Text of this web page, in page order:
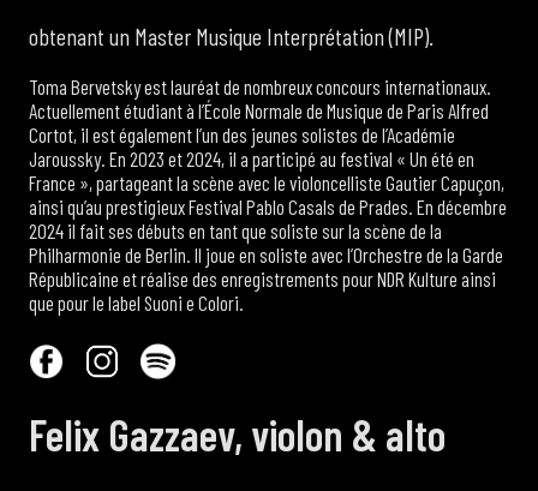
obtenant un Master Musique Interprétation (MIP).
Toma Bervetsky est lauréat de nombreux concours internationaux.
Actuellement étudiant à l’École Normale de Musique de Paris Alfred
Cortot, il est également l’un des jeunes solistes de l’Académie
Jaroussky. En 2023 et 2024, il a participé au festival « Un été en
France », partageant la scène avec le violoncelliste Gautier Capuçon,
ainsi qu’au prestigieux Festival Pablo Casals de Prades. En décembre
2024 il fait ses débuts en tant que soliste sur la scène de la
Philharmonie de Berlin. Il joue en soliste avec l’Orchestre de la Garde
Républicaine et réalise des enregistrements pour NDR Kulture ainsi
que pour le label Suoni e Colori.
Felix Gazzaev, violon & alto